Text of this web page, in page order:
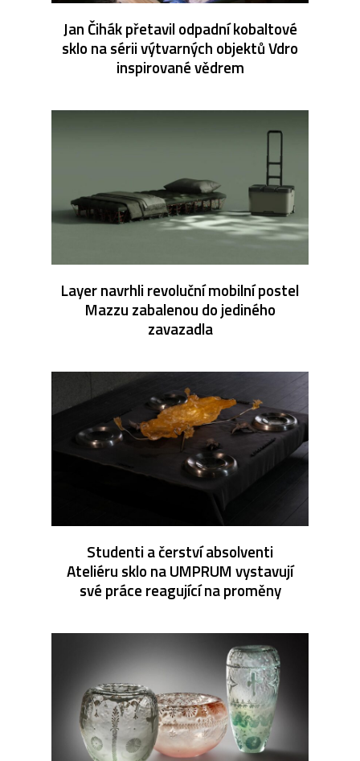
Jan Čihák přetavil odpadní kobaltové
sklo na sérii výtvarných objektů Vdro
inspirované vědrem
Layer navrhli revoluční mobilní postel
Mazzu zabalenou do jediného
zavazadla
Studenti a čerství absolventi
Ateliéru sklo na UMPRUM vystavují
své práce reagující na proměny